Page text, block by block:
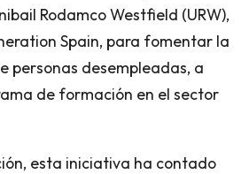
Rodamco Westfield (URW),
Spain, para fomentar la
personas desempleadas, a
de formación en el sector
esta iniciativa ha contado